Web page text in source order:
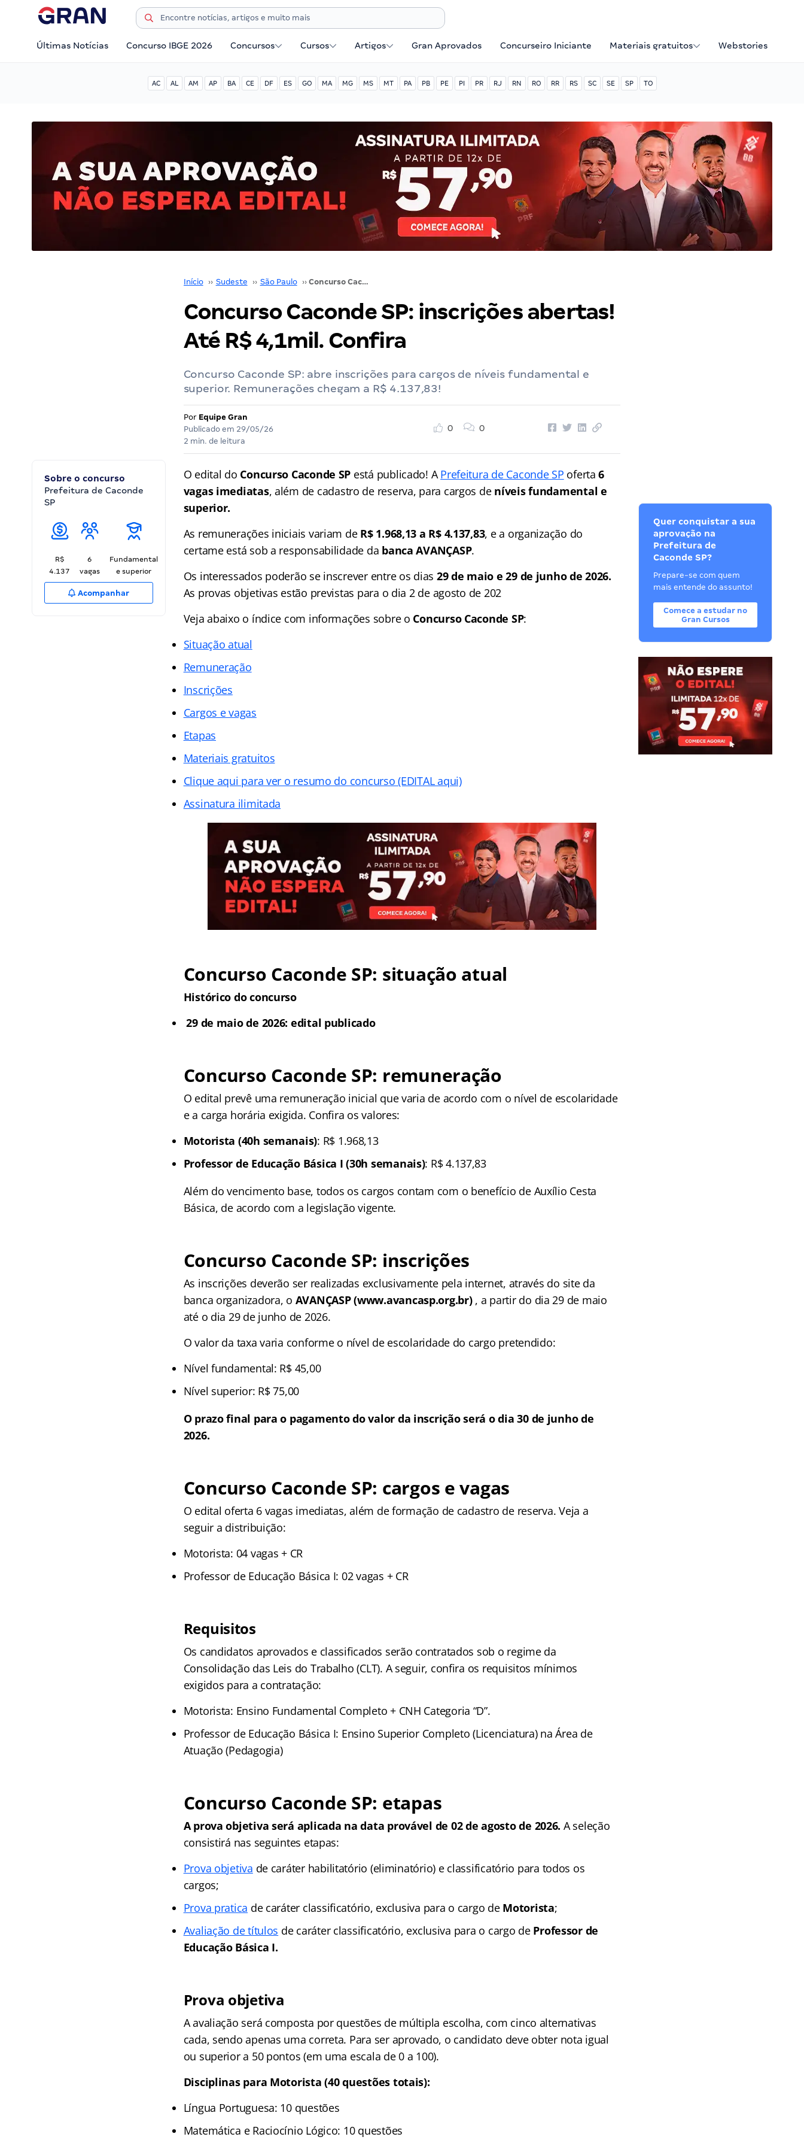
Últimas Notícias Concurso IBGE 2026 Concursos Cursos Artigos Gran Aprovados Concurseiro Iniciante Materiais gratuitos Webstories
AC AL AM AP BA CE DF ES GO MA MG MS MT PA PB PE PI PR RJ RN RO RR RS SC SE SP TO
Início ›› Sudeste ›› São Paulo ›› Concurso Caconde SP: inscrições abertas! Até R$ 4,1mil. Confira
Concurso Caconde SP: inscrições abertas!
Até R$ 4,1mil. Confira
Concurso Caconde SP: abre inscrições para cargos de níveis fundamental e
superior. Remunerações chegam a R$ 4.137,83!
Por Equipe Gran
Publicado em 29/05/26
2 min. de leitura
0 0
Sobre o concurso
Prefeitura de Caconde
SP
R$
4.137
6
vagas
Fundamental
e superior
Acompanhar
O edital do Concurso Caconde SP está publicado! APrefeitura de Caconde SP oferta6
vagas imediatas, além de cadastro de reserva, para cargos de níveis fundamental e
superior.
As remunerações iniciais variam de R$ 1.968,13 a R$ 4.137,83, e a organização do
certame está sob a responsabilidade da banca AVANÇASP.
Os interessados poderão se inscrever entre os dias 29 de maio e 29 de junho de 2026.
As provas objetivas estão previstas para o dia 2 de agosto de 202
Veja abaixo o índice com informações sobre o Concurso Caconde SP:
Situação atual
Remuneração
Inscrições
Cargos e vagas
Etapas
Materiais gratuitos
Clique aqui para ver o resumo do concurso (EDITAL aqui)
Assinatura ilimitada
Concurso Caconde SP: situação atual
Histórico do concurso
29 de maio de 2026: edital publicado
Concurso Caconde SP: remuneração
O edital prevê uma remuneração inicial que varia de acordo com o nível de escolaridade
e a carga horária exigida. Confira os valores:
Motorista (40h semanais): R$ 1.968,13
Professor de Educação Básica I (30h semanais): R$ 4.137,83
Além do vencimento base, todos os cargos contam com o benefício de Auxílio Cesta
Básica, de acordo com a legislação vigente.
Concurso Caconde SP: inscrições
As inscrições deverão ser realizadas exclusivamente pela internet, através do site da
banca organizadora, o AVANÇASP (www.avancasp.org.br), a partir do dia 29 de maio
até o dia 29 de junho de 2026.
O valor da taxa varia conforme o nível de escolaridade do cargo pretendido:
Nível fundamental: R$ 45,00
Nível superior: R$ 75,00
O prazo final para o pagamento do valor da inscrição será o dia 30 de junho de
2026.
Concurso Caconde SP: cargos e vagas
O edital oferta 6 vagas imediatas, além de formação de cadastro de reserva. Veja a
seguir a distribuição:
Motorista: 04 vagas + CR
Professor de Educação Básica I: 02 vagas + CR
Requisitos
Os candidatos aprovados e classificados serão contratados sob o regime da
Consolidação das Leis do Trabalho (CLT). A seguir, confira os requisitos mínimos
exigidos para a contratação:
Motorista: Ensino Fundamental Completo + CNH Categoria “D”.
Professor de Educação Básica I: Ensino Superior Completo (Licenciatura) na Área de
Atuação (Pedagogia)
Concurso Caconde SP: etapas
A prova objetiva será aplicada na data provável de 02 de agosto de 2026. A seleção
consistirá nas seguintes etapas:
Prova objetiva de caráter habilitatório (eliminatório) e classificatório para todos os
cargos;
Prova pratica de caráter classificatório, exclusiva para o cargo de Motorista;
Avaliação de títulos de caráter classificatório, exclusiva para o cargo de Professor de
Educação Básica I.
Prova objetiva
A avaliação será composta por questões de múltipla escolha, com cinco alternativas
cada, sendo apenas uma correta. Para ser aprovado, o candidato deve obter nota igual
ou superior a 50 pontos (em uma escala de 0 a 100).
Disciplinas para Motorista (40 questões totais):
Língua Portuguesa: 10 questões
Matemática e Raciocínio Lógico: 10 questões
Quer conquistar a sua
aprovação na
Prefeitura de
Caconde SP?
Prepare-se com quem
mais entende do assunto!
Comece a estudar no
Gran Cursos